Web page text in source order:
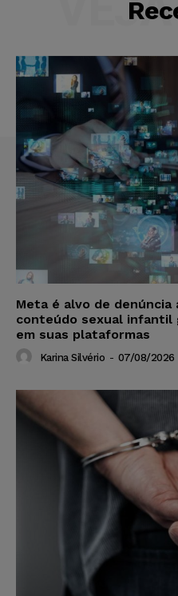
Meta é alvo de denúncia
conteúdo sexual infantil
em suas plataformas
Karina Silvério - 07/08/2026